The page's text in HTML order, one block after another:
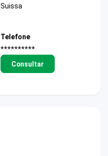
Suissa
Telefone
**********
Consultar